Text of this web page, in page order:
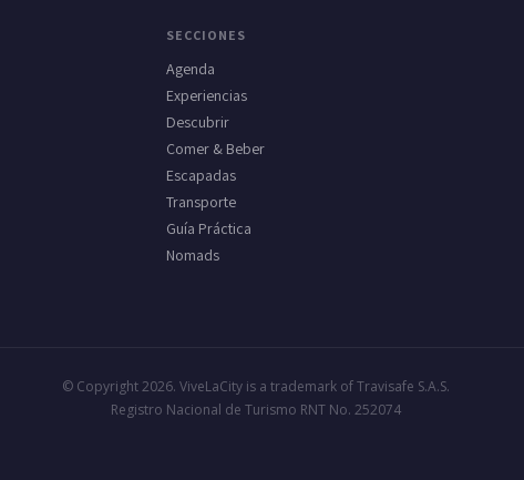
SECCIONES
Agenda
Experiencias
Descubrir
Comer & Beber
Escapadas
Transporte
Guía Práctica
Nomads
© Copyright 2026. ViveLaCity is a trademark of Travisafe S.A.S.
Registro Nacional de Turismo RNT No. 252074